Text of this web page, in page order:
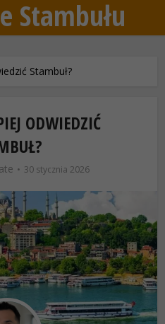
Stambułu
Stambuł?
ODWIEDZIĆ
30 stycznia 2026